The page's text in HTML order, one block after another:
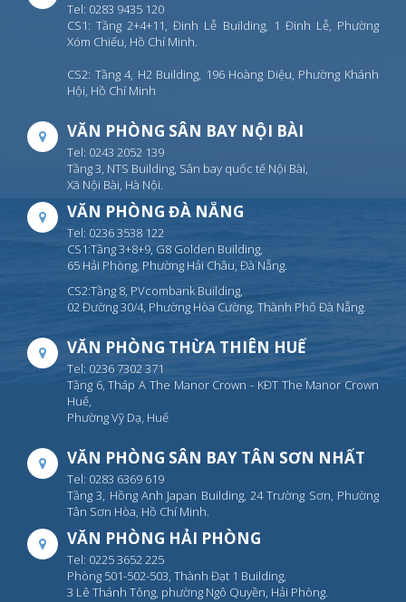
Tel: 0283 9435 120
CS1: Tầng 2+4+11, Đinh Lễ Building, 1 Đinh Lễ, Phường
Xóm Chiếu, Hồ Chí Minh.
CS2: Tầng 4, H2 Building, 196 Hoàng Diệu, Phường Khánh
Hội, Hồ Chí Minh
VĂN PHÒNG SÂN BAY NỘI BÀI
Tel: 0243 2052 139
Tầng 3, NTS Building, Sân bay quốc tế Nội Bài,
Xã Nội Bài, Hà Nội.
VĂN PHÒNG ĐÀ NẴNG
Tel: 0236 3538 122
CS1:Tầng 3+8+9, G8 Golden Building,
65 Hải Phòng, Phường Hải Châu, Đà Nẵng.
CS2:Tầng 8, PVcombank Building,
02 Đường 30/4, Phường Hòa Cường, Thành Phố Đà Nẵng.
VĂN PHÒNG THỪA THIÊN HUẾ
Tel: 0236 7302 371
Tầng 6, Tháp A The Manor Crown - KĐT The Manor Crown
Huế,
Phường Vỹ Dạ, Huế
VĂN PHÒNG SÂN BAY TÂN SƠN NHẤT
Tel: 0283 6369 619
Tầng 3, Hồng Anh Japan Building, 24 Trường Sơn, Phường
Tân Sơn Hòa, Hồ Chí Minh.
VĂN PHÒNG HẢI PHÒNG
Tel: 0225 3652 225
Phòng 501-502-503, Thành Đạt 1 Building,
3 Lê Thánh Tông, phường Ngô Quyền, Hải Phòng.